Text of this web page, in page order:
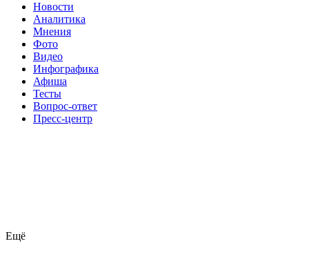
Новости
Аналитика
Мнения
Фото
Видео
Инфографика
Афиша
Тесты
Вопрос-ответ
Пресс-центр
Ещё